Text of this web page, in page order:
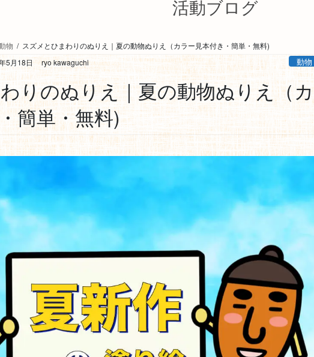
活動ブログ
物
スズメとひまわりのぬりえ｜夏の動物ぬりえ（カラー見本付き・簡単・無料)
5月18日 ryo kawaguchi 動物
りのぬりえ｜夏の動物ぬりえ（カ
簡単・無料)